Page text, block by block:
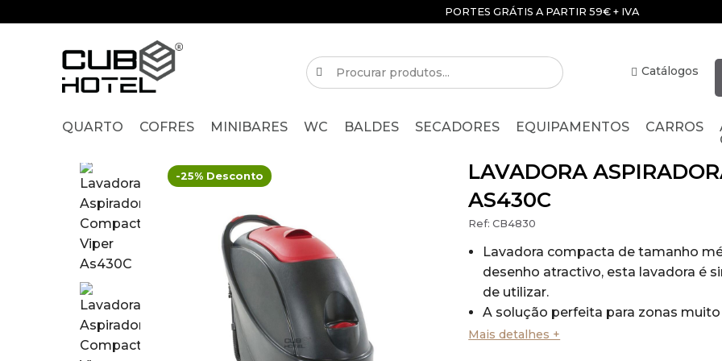
PORTES GRÁTIS A PARTIR 59€ + IVA
Catálogos
QUARTO COFRES MINIBARES WC BALDES SECADORES EQUIPAMENTOS CARROS
-25% Desconto
LAVADORA
AS430C
Ref:CB4830
Lavadora compacta de tamanho
desenho atractivo, esta lavadora é
de utilizar.
A solução perfeita para zonas
Totalmente equipada e pronta para
Mais detalhes +